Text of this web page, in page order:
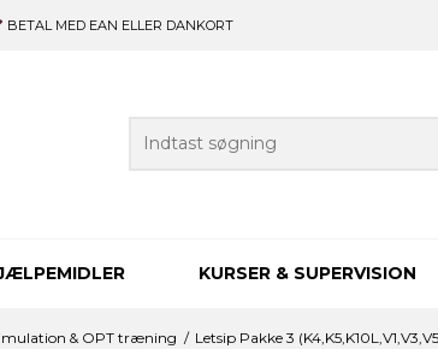
BETAL MED EAN ELLER DANKORT
KURSER & SUPERVISION
& OPT træning / Letsip Pakke 3